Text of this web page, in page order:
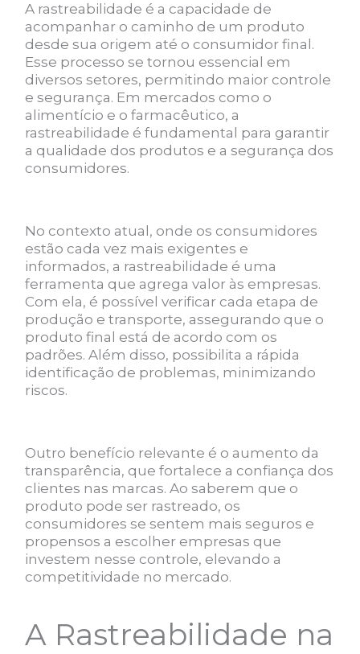
A rastreabilidade é a capacidade de
acompanhar o caminho de um produto
desde sua origem até o consumidor final.
Esse processo se tornou essencial em
diversos setores, permitindo maior controle
e segurança. Em mercados como o
alimentício e o farmacêutico, a
rastreabilidade é fundamental para garantir
a qualidade dos produtos e a segurança dos
consumidores.
No contexto atual, onde os consumidores
estão cada vez mais exigentes e
informados, a rastreabilidade é uma
ferramenta que agrega valor às empresas.
Com ela, é possível verificar cada etapa de
produção e transporte, assegurando que o
produto final está de acordo com os
padrões. Além disso, possibilita a rápida
identificação de problemas, minimizando
riscos.
Outro benefício relevante é o aumento da
transparência, que fortalece a confiança dos
clientes nas marcas. Ao saberem que o
produto pode ser rastreado, os
consumidores se sentem mais seguros e
propensos a escolher empresas que
investem nesse controle, elevando a
competitividade no mercado.
A Rastreabilidade na